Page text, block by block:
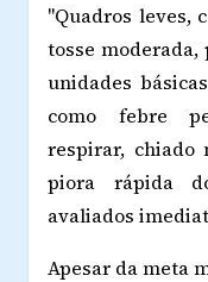
"Quadros leves,
tosse moderada,
unidades
como febre
respirar, chiado
piora rápida
avaliados
Apesar da meta